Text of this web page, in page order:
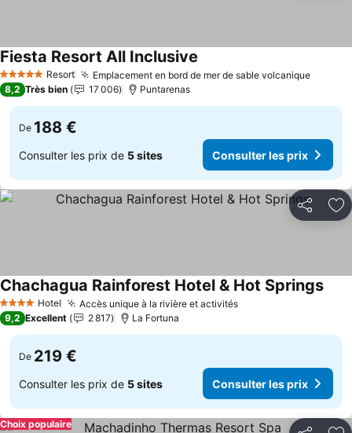
5 Étoiles Resort Emplacement en bord de mer de sable volcanique
Fiesta Resort All Inclusive
8,2 Très bien 17 006 Puntarenas
De 188 €
Consulter les prix de 5 sites Consulter les prix
Partager
4 Étoiles Hotel Accès unique à la rivière et activités
Chachagua Rainforest Hotel & Hot Springs
9,2 Excellent 2 817 La Fortuna
De 219 €
Consulter les prix de 5 sites Consulter les prix
Choix populaire